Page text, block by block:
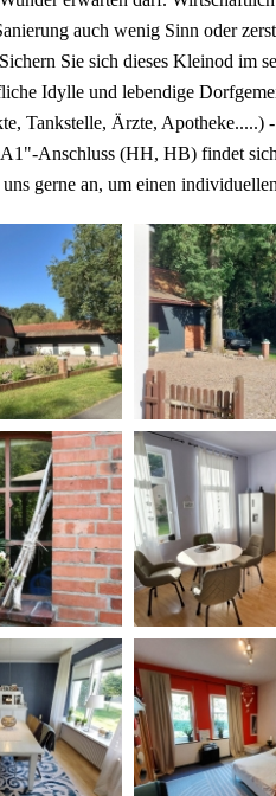
auch wenig Sinn oder
Sie sich dieses Kleinod im
Idylle und lebendige
Tankstelle, Ärzte, Apotheke.....)
Anschluss (HH, HB) findet
gerne an, um einen